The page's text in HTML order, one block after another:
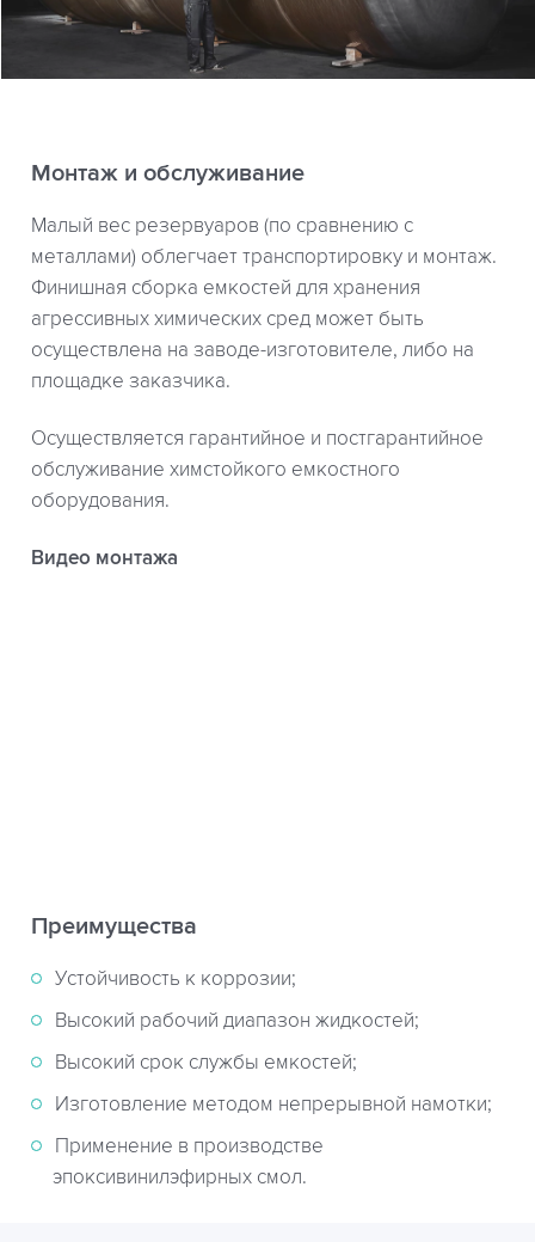
Монтаж и обслуживание
Малый вес резервуаров (по сравнению с
металлами) облегчает транспортировку и монтаж.
Финишная сборка емкостей для хранения
агрессивных химических сред может быть
осуществлена на заводе-изготовителе, либо на
площадке заказчика.
Осуществляется гарантийное и постгарантийное
обслуживание химстойкого емкостного
оборудования.
Видео монтажа
Преимущества
Устойчивость к коррозии;
Высокий рабочий диапазон жидкостей;
Высокий срок службы емкостей;
Изготовление методом непрерывной намотки;
Применение в производстве
эпоксивинилэфирных смол.